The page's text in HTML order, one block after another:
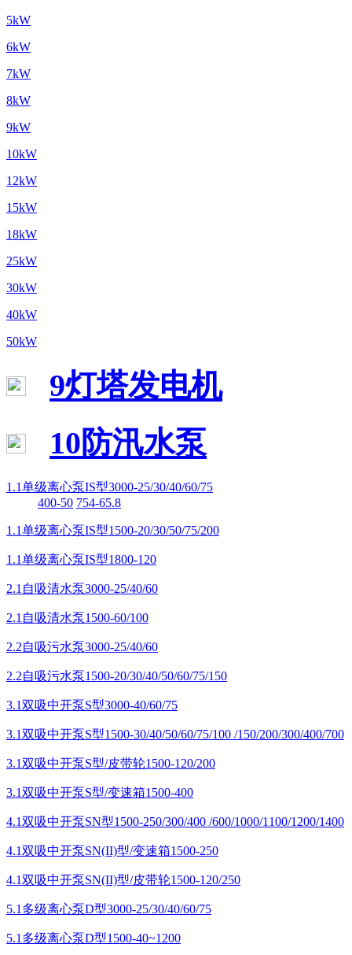
5kW
6kW
7kW
8kW
9kW
10kW
12kW
15kW
18kW
25kW
30kW
40kW
50kW
9灯塔发电机
10防汛水泵
1.1单级离心泵IS型3000-25/30/40/60/75
400-50 754-65.8
1.1单级离心泵IS型1500-20/30/50/75/200
1.1单级离心泵IS型1800-120
2.1自吸清水泵3000-25/40/60
2.1自吸清水泵1500-60/100
2.2自吸污水泵3000-25/40/60
2.2自吸污水泵1500-20/30/40/50/60/75/150
3.1双吸中开泵S型3000-40/60/75
3.1双吸中开泵S型1500-30/40/50/60/75/100 /150/200/300/400/700
3.1双吸中开泵S型/皮带轮1500-120/200
3.1双吸中开泵S型/变速箱1500-400
4.1双吸中开泵SN型1500-250/300/400 /600/1000/1100/1200/1400
4.1双吸中开泵SN(II)型/变速箱1500-250
4.1双吸中开泵SN(II)型/皮带轮1500-120/250
5.1多级离心泵D型3000-25/30/40/60/75
5.1多级离心泵D型1500-40~1200